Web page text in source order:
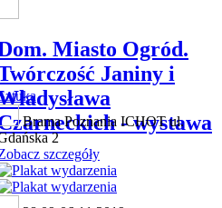
Miasto Ogród.
Janiny i
- wystawa
Brama Poznania ICHOT ul.
2
szczegóły